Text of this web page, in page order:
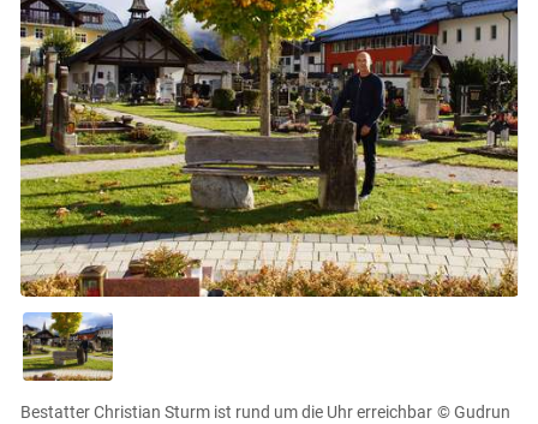
Bestatter Christian Sturm ist rund um die Uhr erreichbar © Gudrun